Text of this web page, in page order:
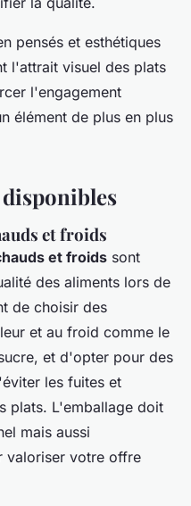
pensés et esthétiques
l'attrait visuel des plats
l'engagement
élément de plus en plus
disponibles
et froids
et froids sont
des aliments lors de
de choisir des
et au froid comme le
et d'opter pour des
les fuites et
plats. L'emballage doit
mais aussi
valoriser votre offre